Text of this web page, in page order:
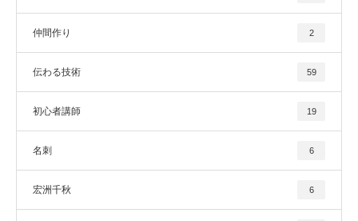
仲間作り 2
伝わる技術 59
初心者講師 19
名刺 6
宏洲千秋 6